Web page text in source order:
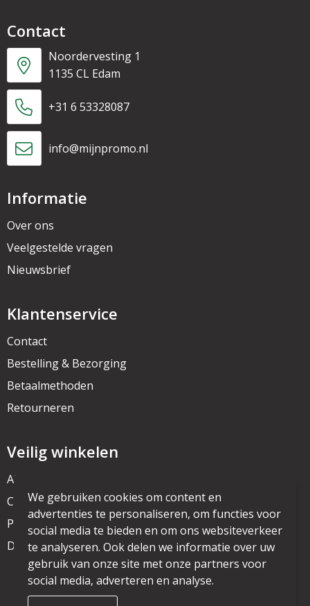
Contact
Noordervesting 1
1135 CL Edam
+31 6 53328087
info@mijnpromo.nl
Informatie
Over ons
Veelgestelde vragen
Nieuwsbrief
Klantenservice
Contact
Bestelling & Bezorging
Betaalmethoden
Retourneren
Veilig winkelen
Algemene voorwaarden
Cookieverklaring
Privacyverklaring
Disclaimer
© Copyright mijnpromo.nl 2025
We gebruiken cookies om content en
advertenties te personaliseren, om functies voor
social media te bieden en om ons websiteverkeer
te analyseren. Ook delen we informatie over uw
gebruik van onze site met onze partners voor
social media, adverteren en analyse.